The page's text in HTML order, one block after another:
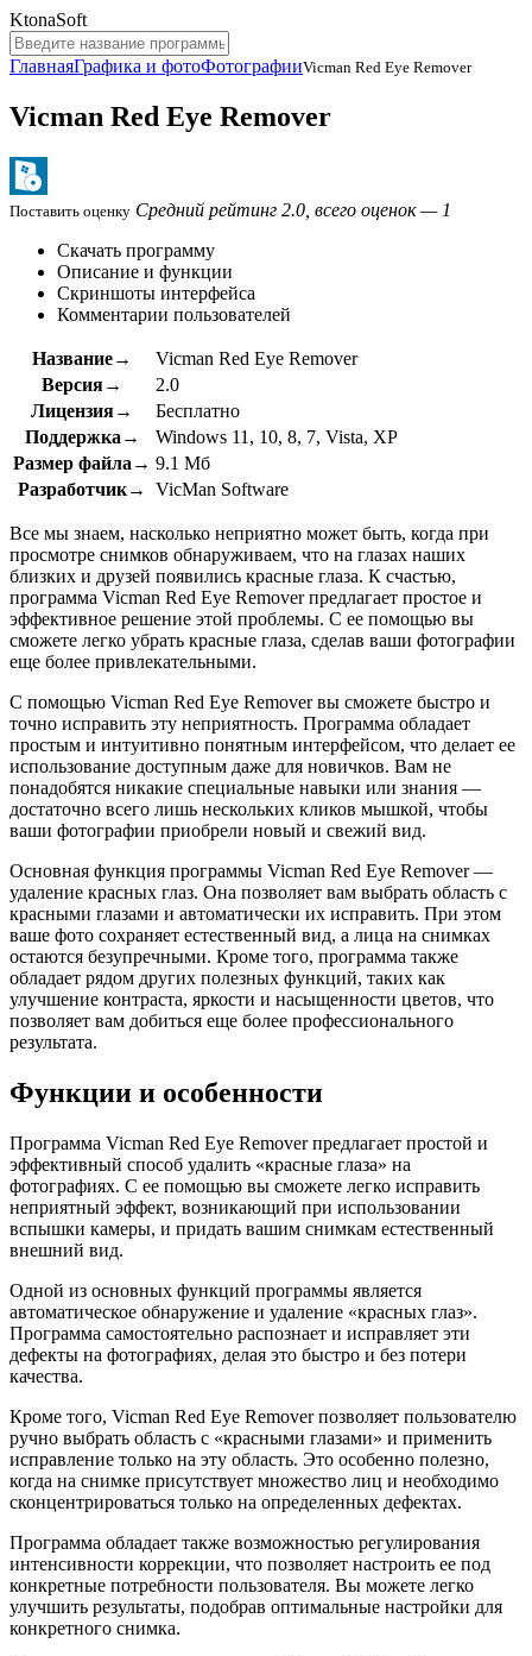
KtonaSoft
ГлавнаяГрафика и фотоФотографииVicman Red Eye Remover
Vicman Red Eye Remover
Поставить оценку Средний рейтинг 2.0, всего оценок — 1
Скачать программу
Описание и функции
Скриншоты интерфейса
Комментарии пользователей
Название→
Vicman Red Eye Remover
Версия→
2.0
Лицензия→
Бесплатно
Поддержка→
Windows 11, 10, 8, 7, Vista, XP
Размер файла→ 9.1 Мб
Разработчик→
VicMan Software
Все мы знаем, насколько неприятно может быть, когда при
просмотре снимков обнаруживаем, что на глазах наших
близких и друзей появились красные глаза. К счастью,
программа Vicman Red Eye Remover предлагает простое и
эффективное решение этой проблемы. С ее помощью вы
сможете легко убрать красные глаза, сделав ваши фотографии
еще более привлекательными.
С помощью Vicman Red Eye Remover вы сможете быстро и
точно исправить эту неприятность. Программа обладает
простым и интуитивно понятным интерфейсом, что делает ее
использование доступным даже для новичков. Вам не
понадобятся никакие специальные навыки или знания —
достаточно всего лишь нескольких кликов мышкой, чтобы
ваши фотографии приобрели новый и свежий вид.
Основная функция программы Vicman Red Eye Remover —
удаление красных глаз. Она позволяет вам выбрать область с
красными глазами и автоматически их исправить. При этом
ваше фото сохраняет естественный вид, а лица на снимках
остаются безупречными. Кроме того, программа также
обладает рядом других полезных функций, таких как
улучшение контраста, яркости и насыщенности цветов, что
позволяет вам добиться еще более профессионального
результата.
Функции и особенности
Программа Vicman Red Eye Remover предлагает простой и
эффективный способ удалить «красные глаза» на
фотографиях. С ее помощью вы сможете легко исправить
неприятный эффект, возникающий при использовании
вспышки камеры, и придать вашим снимкам естественный
внешний вид.
Одной из основных функций программы является
автоматическое обнаружение и удаление «красных глаз».
Программа самостоятельно распознает и исправляет эти
дефекты на фотографиях, делая это быстро и без потери
качества.
Кроме того, Vicman Red Eye Remover позволяет пользователю
ручно выбрать область с «красными глазами» и применить
исправление только на эту область. Это особенно полезно,
когда на снимке присутствует множество лиц и необходимо
сконцентрироваться только на определенных дефектах.
Программа обладает также возможностью регулирования
интенсивности коррекции, что позволяет настроить ее под
конкретные потребности пользователя. Вы можете легко
улучшить результаты, подобрав оптимальные настройки для
конкретного снимка.